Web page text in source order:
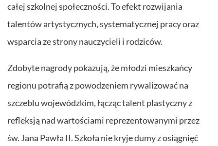
całej szkolnej społeczności. To efekt rozwijania
talentów artystycznych, systematycznej pracy oraz
wsparcia ze strony nauczycieli i rodziców.
Zdobyte nagrody pokazują, że młodzi mieszkańcy
regionu potrafią z powodzeniem rywalizować na
szczeblu wojewódzkim, łącząc talent plastyczny z
refleksją nad wartościami reprezentowanymi przez
św. Jana Pawła II. Szkoła nie kryje dumy z osiągnięć